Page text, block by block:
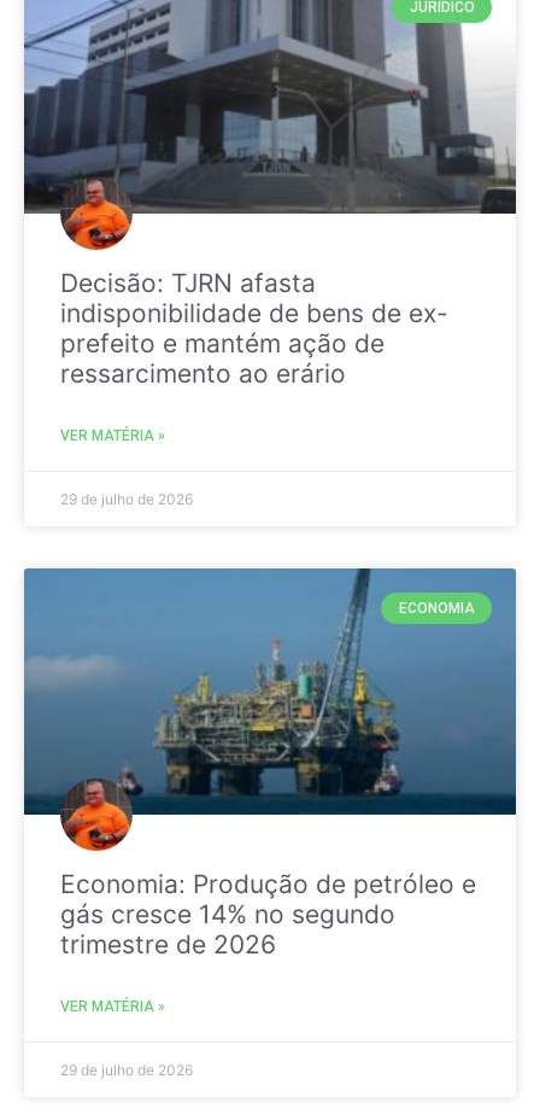
JURIDICO
Decisão: TJRN afasta
indisponibilidade de bens de ex-
prefeito e mantém ação de
ressarcimento ao erário
VER MATÉRIA »
29 de julho de 2026
ECONOMIA
Economia: Produção de petróleo e
gás cresce 14% no segundo
trimestre de 2026
VER MATÉRIA »
29 de julho de 2026